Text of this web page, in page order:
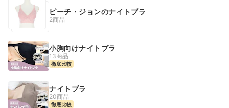
ピーチ・ジョンのナイトブラ
2商品
小胸向けナイトブラ
13商品
徹底比較
ナイトブラ
20商品
徹底比較